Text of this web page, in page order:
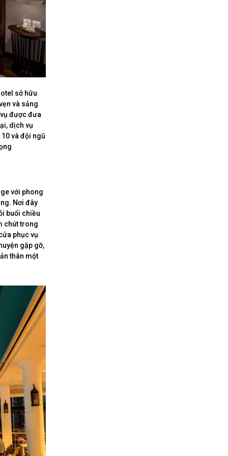
sở hữu
và sảng
được đưa
dịch vụ
và đội ngũ
với phong
Nơi đây
buổi chiều
chút trong
phục vụ
gặp gỡ,
thân một